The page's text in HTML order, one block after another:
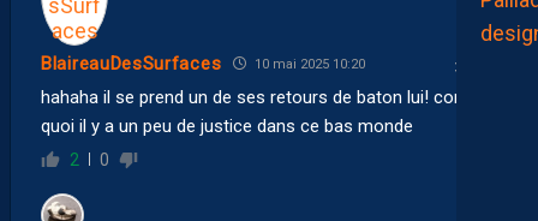
BlaireauDesSurfaces 10 mai 2025 10:20
hahaha il se prend un de ses retours de baton lui! comme
quoi il y a un peu de justice dans ce bas monde
2 0